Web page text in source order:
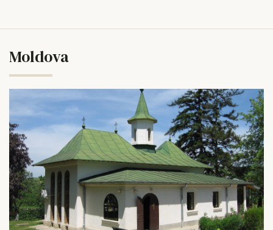
Moldova